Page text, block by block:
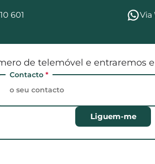
601 Via
de telemóvel e entraremos
Contacto *
Liguem-me